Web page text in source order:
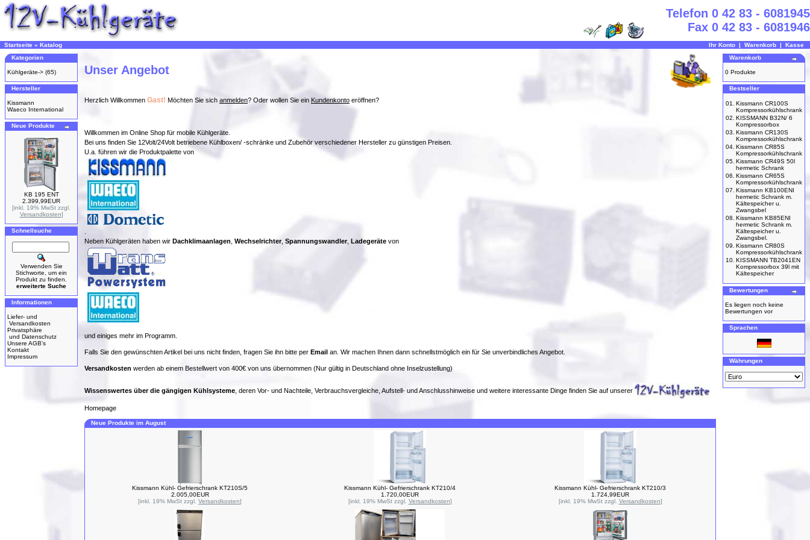
Telefon 0 42 83 - 6081945
Fax 0 42 83 - 6081946
Startseite » Katalog Ihr Konto | Warenkorb | Kasse
Kategorien
Kühlgeräte-> (65)
Hersteller
Kissmann
Waeco International
Neue Produkte
KB 195 ENT
2.399,99EUR
[inkl. 19% MwSt zzgl.
Versandkosten]
Schnellsuche
Verwenden Sie
Stichworte, um ein
Produkt zu finden.
erweiterte Suche
Informationen
Liefer- und
Versandkosten
Privatsphäre
und Datenschutz
Unsere AGB's
Kontakt
Impressum
Unser Angebot
Herzlich Willkommen Gast! Möchten Sie sich anmelden? Oder wollen Sie ein Kundenkonto eröffnen?
Willkommen im Online Shop für mobile Kühlgeräte.
Bei uns finden Sie 12Volt/24Volt betriebene Kühlboxen/ -schränke und Zubehör verschiedener Hersteller zu günstigen Preisen.
U.a. führen wir die Produktpalette von
Neben Kühlgeräten haben wir Dachklimaanlagen Wechselrichter, Spannungswandler, Ladegeräte von
und einiges mehr im Programm.
Falls Sie den gewünschten Artikel bei uns nicht finden, fragen Sie ihn bitte per Email an. Wir machen Ihnen dann schnellstmöglich ein für Sie unverbindliches Angebot.
Versandkosten werden ab einem Bestellwert von 400€ von uns übernommen (Nur gültig in Deutschland ohne Inselzustellung)
Wissenswertes über die gängigen Kühlsysteme, deren Vor- und Nachteile, Verbrauchsvergleiche, Aufstell- und Anschlusshinweise und weitere interessante Dinge finden Sie auf unserer
Homepage
Neue Produkte im August
Kissmann Kühl- Gefrierschrank KT210S/5
2.005,00EUR
[inkl. 19% MwSt zzgl. Versandkosten]
Kissmann Kühl- Gefrierschrank KT210/4
1.720,00EUR
[inkl. 19% MwSt zzgl. Versandkosten]
Kissmann Kühl- Gefrierschrank KT210/3
1.724,99EUR
[inkl. 19% MwSt zzgl. Versandkosten]
Warenkorb
0 Produkte
Bestseller
01.
Kissmann CR100S
Kompressorkühlschrank
02. KISSMANN B32N/ 6
Kompressorbox
03. Kissmann CR130S
Kompressorkühlschrank
04. Kissmann CR85S
Kompressorkühlschrank
05. Kissmann CR49S 50l
hermetic Schrank
06. Kissmann CR65S
Kompressorkühlschrank
07. Kissmann KB100ENI
hermetic Schrank m.
Kältespeicher u.
Zwangsbel
08. Kissmann KB85ENI
hermetic Schrank m.
Kältespeicher u.
Zwangsbel.
09. Kissmann CR80S
Kompressorkühlschrank
10. KISSMANN TB2041EN
Kompressorbox 39l mit
Kältespeicher
Bewertungen
Es liegen noch keine
Bewertungen vor
Sprachen
Währungen